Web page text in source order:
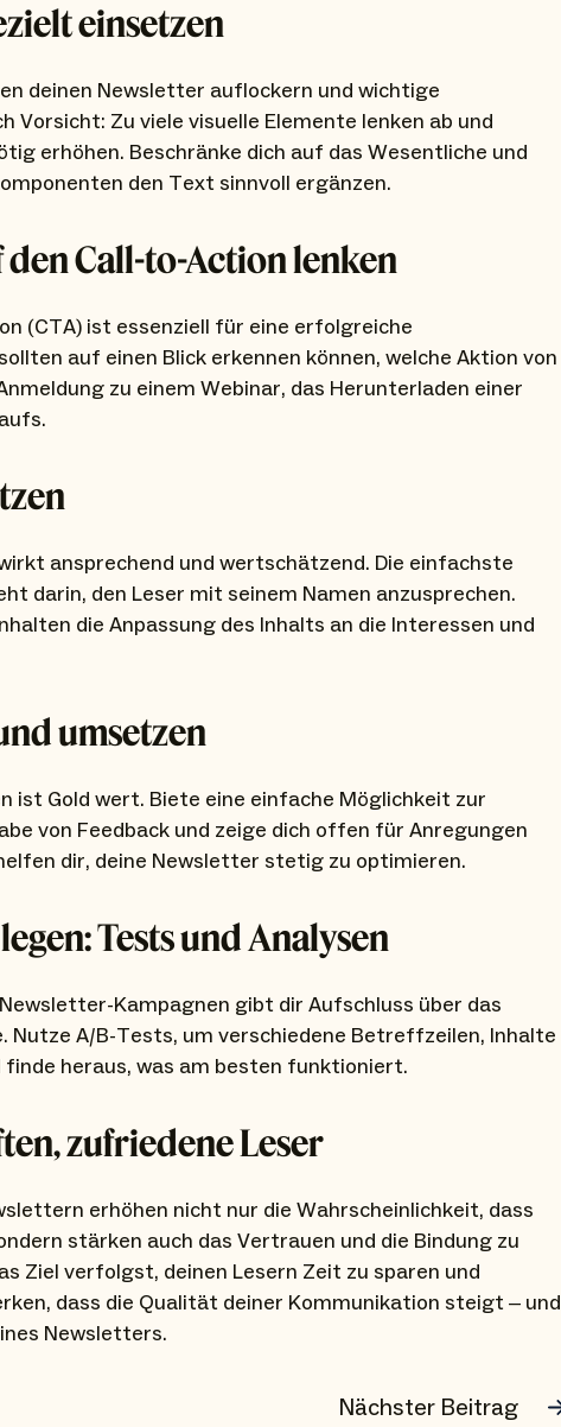
einsetzen
deinen Newsletter auflockern und wichtige
Vorsicht: Zu viele visuelle Elemente lenken ab und
erhöhen. Beschränke dich auf das Wesentliche und
den Text sinnvoll ergänzen.
Call-to-Action lenken
(CTA) ist essenziell für eine erfolgreiche
auf einen Blick erkennen können, welche Aktion von
zu einem Webinar, das Herunterladen einer
ansprechend und wertschätzend. Die einfachste
darin, den Leser mit seinem Namen anzusprechen.
die Anpassung des Inhalts an die Interessen und
umsetzen
ist Gold wert. Biete eine einfache Möglichkeit zur
von Feedback und zeige dich offen für Anregungen
dir, deine Newsletter stetig zu optimieren.
Tests und Analysen
Kampagnen gibt dir Aufschluss über das
Nutze A/B-Tests, um verschiedene Betreffzeilen, Inhalte
finde heraus, was am besten funktioniert.
zufriedene Leser
erhöhen nicht nur die Wahrscheinlichkeit, dass
stärken auch das Vertrauen und die Bindung zu
Ziel verfolgst, deinen Lesern Zeit zu sparen und
dass die Qualität deiner Kommunikation steigt – und
Newsletters.
Nächster Beitrag